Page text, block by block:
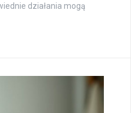
działania mogą